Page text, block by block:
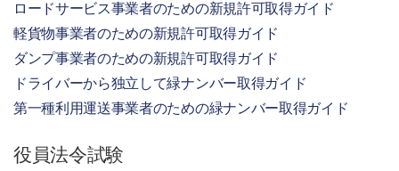
ロードサービス事業者のための新規許可取得ガイド
軽貨物事業者のための新規許可取得ガイド
ダンプ事業者のための新規許可取得ガイド
ドライバーから独立して緑ナンバー取得ガイド
第一種利用運送事業者のための緑ナンバー取得ガイド
役員法令試験